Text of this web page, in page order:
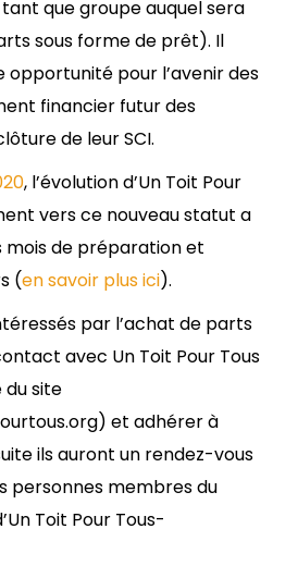
que groupe auquel sera
sous forme de prêt). Il
opportunité pour l’avenir des
financier futur des
de leur SCI.
, l’évolution d’Un Toit Pour
vers ce nouveau statut a
mois de préparation et
(en savoir plus ici).
par l’achat de parts
avec Un Toit Pour Tous
du site
et adhérer à
ils auront un rendez-vous
personnes membres du
Toit Pour Tous-